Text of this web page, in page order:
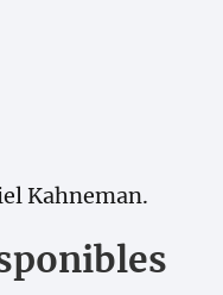
Kahneman.